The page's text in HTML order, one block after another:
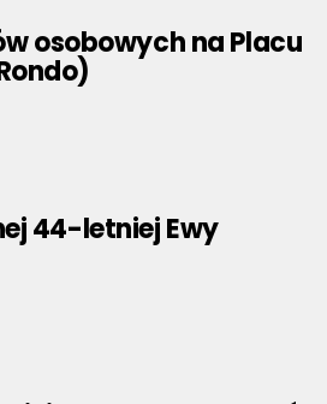
osobowych na Placu
44-letniej Ewy